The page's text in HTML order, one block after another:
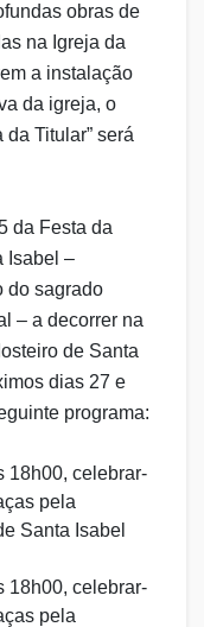
obras de
na Igreja da
a instalação
da igreja, o
Titular” será
da Festa da
Isabel –
do sagrado
– a decorrer na
de Santa
dias 27 e
programa:
18h00, celebrar-
pela
Santa Isabel
18h00, celebrar-
pela